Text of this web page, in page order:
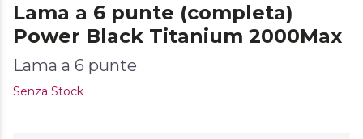
Lama a 6 punte (completa)
Power Black Titanium 2000Max
Lama a 6 punte
Senza Stock